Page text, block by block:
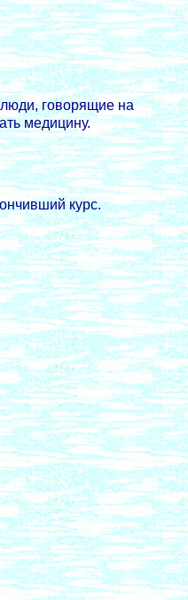
говорящие на
медицину.
курс.